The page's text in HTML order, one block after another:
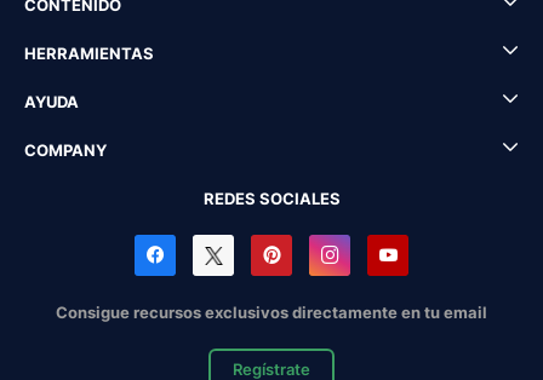
CONTENIDO
HERRAMIENTAS
AYUDA
COMPANY
REDES SOCIALES
Consigue recursos exclusivos directamente en tu email
Regístrate